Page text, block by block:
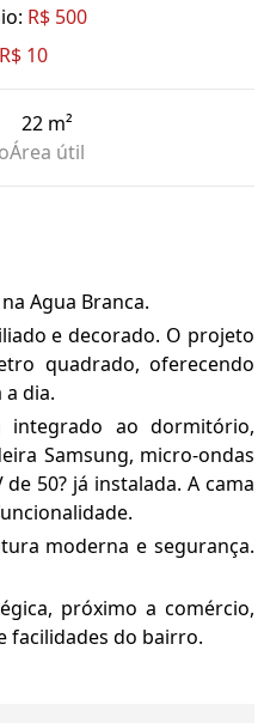
R$ 500
R$ 10
22 m²
Área útil
Agua Branca.
e decorado. O projeto
quadrado, oferecendo
dia.
ao dormitório,
Samsung, micro-ondas
50? já instalada. A cama
moderna e segurança.
próximo a comércio,
facilidades do bairro.